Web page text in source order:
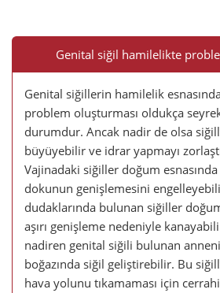
Genital siğil hamilelikte
Genital siğillerin hamilelik
problem oluşturması oldukça
durumdur. Ancak nadir de olsa
büyüyebilir ve idrar yapmayı
Vajinadaki siğiller doğum
dokunun genişlemesini
dudaklarında bulunan siğiller
aşırı genişleme nedeniyle
nadiren genital siğili bulunan
boğazında siğil geliştirebilir. Bu
hava yolunu tıkamaması için